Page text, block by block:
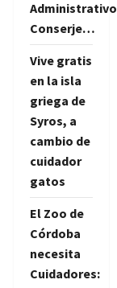
Conserje…
Vive gratis
en la isla
griega de
Syros, a
cambio de
cuidador
gatos
El Zoo de
Córdoba
necesita
Cuidadores: